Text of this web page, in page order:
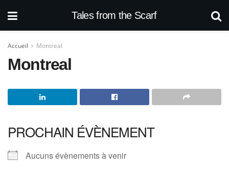
Tales from the Scarf
Accueil Montreal
Montreal
PROCHAIN ÉVÈNEMENT
Aucuns évènements à venir